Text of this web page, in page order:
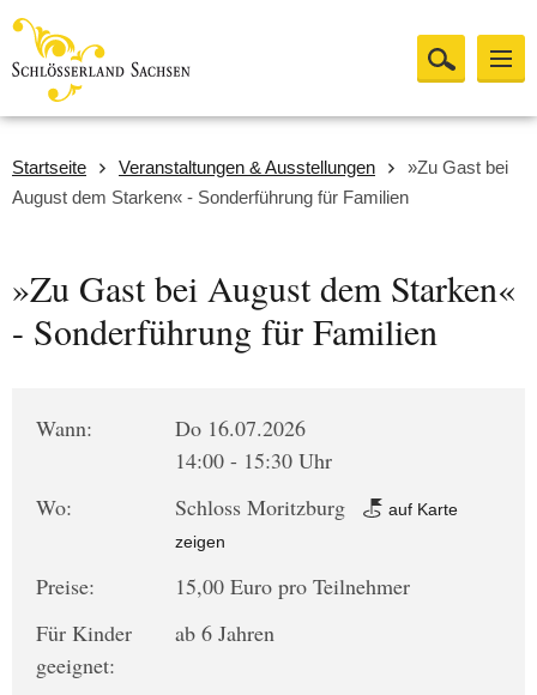
Startseite Veranstaltungen & Ausstellungen
»Zu Gast bei
August dem Starken« - Sonderführung für Familien
»Zu Gast bei August dem Starken«
- Sonderführung für Familien
Wann:
Do 16.07.2026
14:00 - 15:30 Uhr
Wo:
Schloss Moritzburg
auf Karte
zeigen
Preise:
15,00 Euro pro Teilnehmer
Für Kinder
geeignet:
ab 6 Jahren